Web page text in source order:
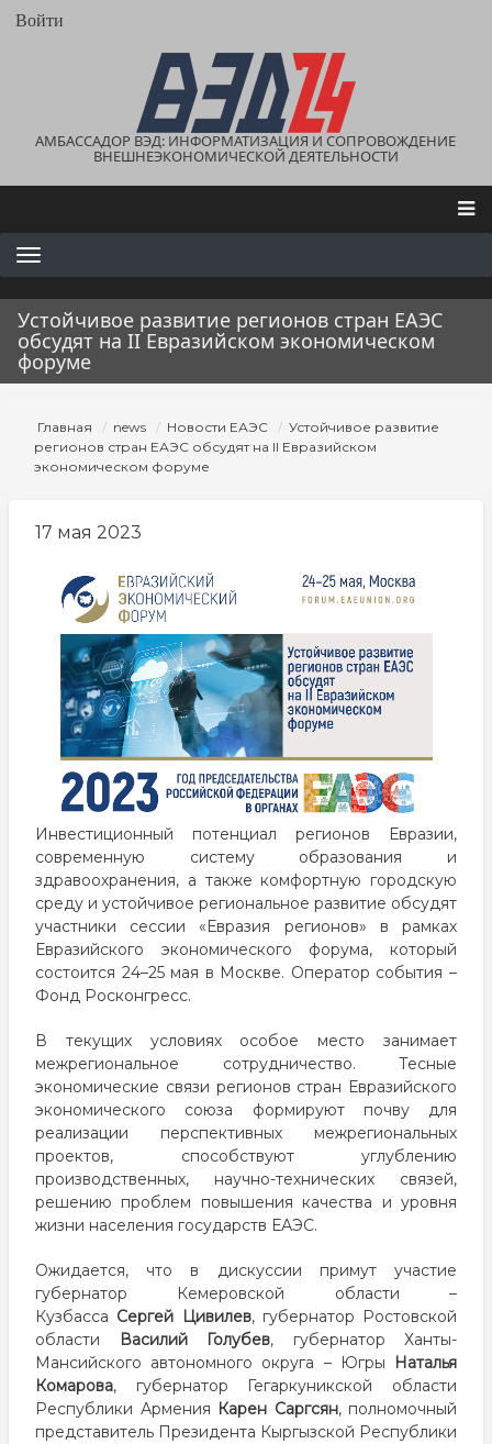
Перейти
User
Войти
АМБАССАДОР ВЭД: ИНФОРМАТИЗАЦИЯ И СОПРОВОЖДЕНИЕ
ВНЕШНЕЭКОНОМИЧЕСКОЙ ДЕЯТЕЛЬНОСТИ
Main
navigation
Устойчивое развитие регионов стран ЕАЭС
обсудят на II Евразийском экономическом
форуме
Строка
навигации
Главная news Новости ЕАЭС
Устойчивое развитие
регионов стран ЕАЭС обсудят на II Евразийском
экономическом форуме
17 мая 2023
Инвестиционный потенциал регионов Евразии,
современную систему образования и
здравоохранения, а также комфортную городскую
среду и устойчивое региональное развитие обсудят
участники сессии «Евразия регионов» в рамках
Евразийского экономического форума, который
состоится 24–25 мая в Москве. Оператор события –
Фонд Росконгресс.
В текущих условиях особое место занимает
межрегиональное сотрудничество. Тесные
экономические связи регионов стран Евразийского
экономического союза формируют почву для
реализации перспективных межрегиональных
проектов, способствуют углублению
производственных, научно-технических связей,
решению проблем повышения качества и уровня
жизни населения государств ЕАЭС.
Ожидается, что в дискуссии примут участие
губернатор Кемеровской области –
Кузбасса Сергей Цивилев, губернатор Ростовской
области
Василий Голубев, губернатор Ханты-
Мансийского автономного округа – Югры
Наталья
Комарова, губернатор Гегаркуникской области
Республики Армения Карен Саргсян, полномочный
представитель Президента Кыргызской Республики